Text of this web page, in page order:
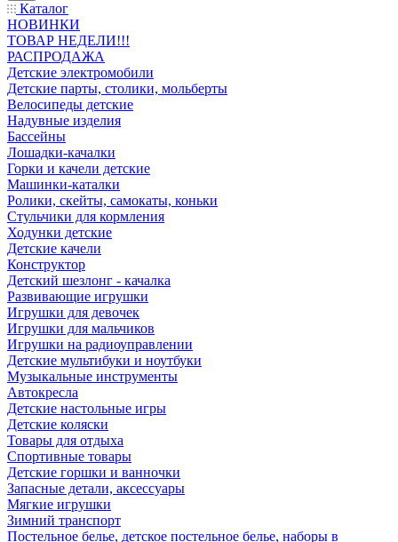
Каталог
НОВИНКИ
ТОВАР НЕДЕЛИ!!!
РАСПРОДАЖА
Детские электромобили
Детские парты, столики, мольберты
Велосипеды детские
Надувные изделия
Бассейны
Лошадки-качалки
Горки и качели детские
Машинки-каталки
Ролики, скейты, самокаты, коньки
Стульчики для кормления
Ходунки детские
Детские качели
Конструктор
Детский шезлонг - качалка
Развивающие игрушки
Игрушки для девочек
Игрушки для мальчиков
Игрушки на радиоуправлении
Детские мультибуки и ноутбуки
Музыкальные инструменты
Автокресла
Детские настольные игры
Детские коляски
Товары для отдыха
Спортивные товары
Детские горшки и ванночки
Запасные детали, аксессуары
Мягкие игрушки
Зимний транспорт
Постельное белье, детское постельное белье, наборы в